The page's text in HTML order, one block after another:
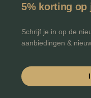
5% korting op
Schrijf je in op de
aanbiedingen &